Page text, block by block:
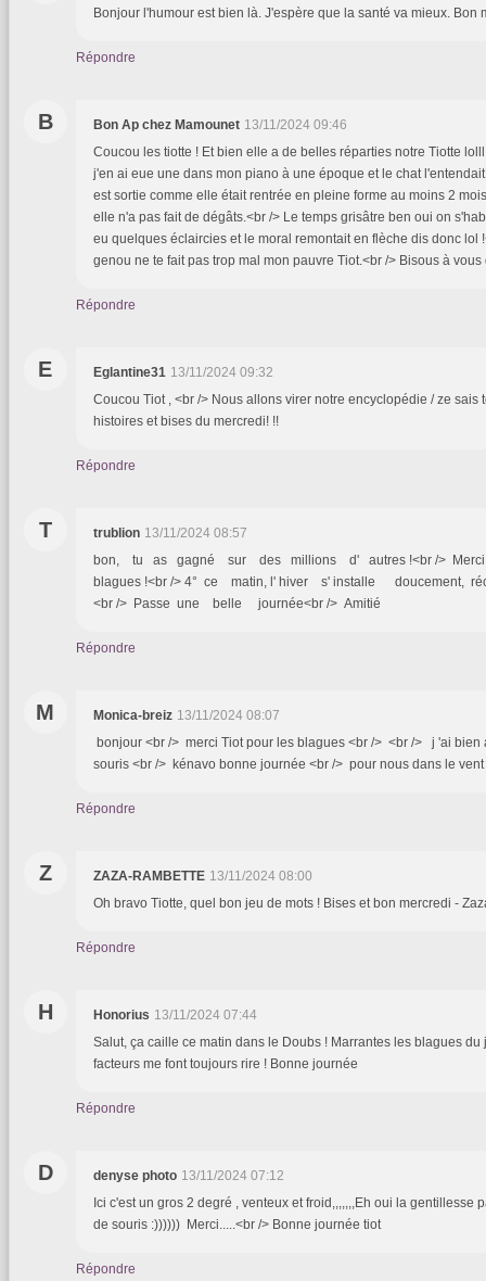
Bonjour l'humour est bien là. J'espère que la santé va mieux. Bon
Répondre
B Bon Ap chez Mamounet 13/11/2024 09:46
Coucou les tiotte ! Et bien elle a de belles réparties notre Tiotte
j'en ai eue une dans mon piano à une époque et le chat
est sortie comme elle était rentrée en pleine forme au moins 2
elle n'a pas fait de dégâts.<br /> Le temps grisâtre ben oui on
eu quelques éclaircies et le moral remontait en flèche dis donc lol
genou ne te fait pas trop mal mon pauvre Tiot.<br /> Bisous à
Répondre
E Eglantine31 13/11/2024 09:32
Coucou Tiot , <br /> Nous allons virer notre encyclopédie / ze sais
histoires et bises du mercredi! !!
Répondre
T trublion 13/11/2024 08:57
bon, tu as gagné sur des millions d' autres !<br />
blagues !<br /> 4° ce matin, l' hiver s' installe doucement,
<br /> Passe une belle journée<br /> Amitié
Répondre
M Monica-breiz 13/11/2024 08:07
bonjour <br /> merci Tiot pour les blagues <br /> <br /> j 'ai
souris <br /> kénavo bonne journée <br /> pour nous dans le vent
Répondre
Z ZAZA-RAMBETTE 13/11/2024 08:00
Oh bravo Tiotte, quel bon jeu de mots ! Bises et bon mercredi -
Répondre
H Honorius 13/11/2024 07:44
Salut, ça caille ce matin dans le Doubs ! Marrantes les blagues du
facteurs me font toujours rire ! Bonne journée
Répondre
D denyse photo 13/11/2024 07:12
Ici c'est un gros 2 degré , venteux et froid,,,,,,,Eh oui la gentillesse
de souris :)))))) Merci.....<br /> Bonne journée tiot
Répondre